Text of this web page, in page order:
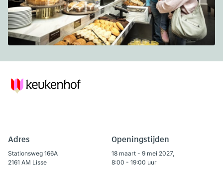
Adres
Stationsweg 166A
2161 AM Lisse
Openingstijden
18 maart - 9 mei 2027,
8:00 - 19:00 uur